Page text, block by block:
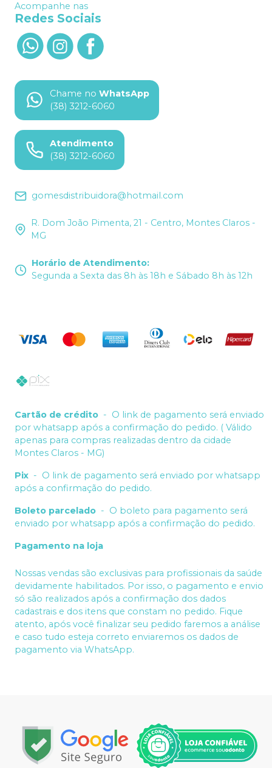
Acompanhe nas
Redes Sociais
Chame no WhatsApp
(38) 3212-6060
Atendimento
(38) 3212-6060
gomesdistribuidora@hotmail.com
R. Dom João Pimenta, 21 - Centro, Montes Claros -
MG
Horário de Atendimento:
Segunda a Sexta das 8h às 18h e Sábado 8h às 12h
Cartão de crédito - O link de pagamento será enviado
por whatsapp após a confirmação do pedido. ( Válido
apenas para compras realizadas dentro da cidade
Montes Claros - MG)
Pix - O link de pagamento será enviado por whatsapp
após a confirmação do pedido.
Boleto parcelado - O boleto para pagamento será
enviado por whatsapp após a confirmação do pedido.
Pagamento na loja
Nossas vendas são exclusivas para profissionais da saúde
devidamente habilitados. Por isso, o pagamento e envio
só são realizados após a confirmação dos dados
cadastrais e dos itens que constam no pedido. Fique
atento, após você finalizar seu pedido faremos a análise
e caso tudo esteja correto enviaremos os dados de
pagamento via WhatsApp.